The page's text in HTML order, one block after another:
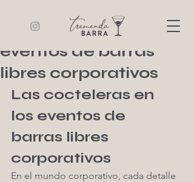
Las cocteleras en los
eventos de barras
libres corporativos
Las cocteleras en
los eventos de
barras libres
corporativos
En el mundo corporativo, cada detalle